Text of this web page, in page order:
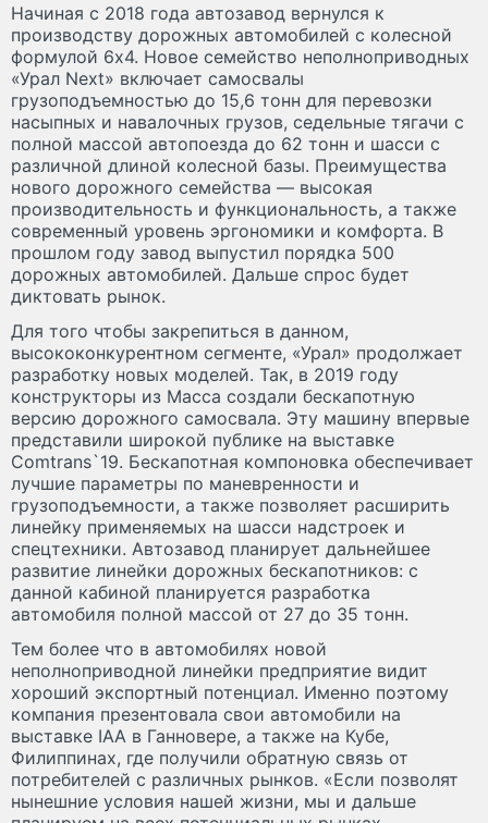
Начиная с 2018 года автозавод вернулся к
производству дорожных автомобилей с колесной
формулой 6х4. Новое семейство неполноприводных
«Урал Next» включает самосвалы
грузоподъемностью до 15,6 тонн для перевозки
насыпных и навалочных грузов, седельные тягачи с
полной массой автопоезда до 62 тонн и шасси с
различной длиной колесной базы. Преимущества
нового дорожного семейства — высокая
производительность и функциональность, а также
современный уровень эргономики и комфорта. В
прошлом году завод выпустил порядка 500
дорожных автомобилей. Дальше спрос будет
диктовать рынок.
Для того чтобы закрепиться в данном,
высококонкурентном сегменте, «Урал» продолжает
разработку новых моделей. Так, в 2019 году
конструкторы из Масса создали бескапотную
версию дорожного самосвала. Эту машину впервые
представили широкой публике на выставке
Comtrans`19. Бескапотная компоновка обеспечивает
лучшие параметры по маневренности и
грузоподъемности, а также позволяет расширить
линейку применяемых на шасси надстроек и
спецтехники. Автозавод планирует дальнейшее
развитие линейки дорожных бескапотников: с
данной кабиной планируется разработка
автомобиля полной массой от 27 до 35 тонн.
Тем более что в автомобилях новой
неполноприводной линейки предприятие видит
хороший экспортный потенциал. Именно поэтому
компания презентовала свои автомобили на
выставке IAA в Ганновере, а также на Кубе,
Филиппинах, где получили обратную связь от
потребителей с различных рынков. «Если позволят
нынешние условия нашей жизни, мы и дальше